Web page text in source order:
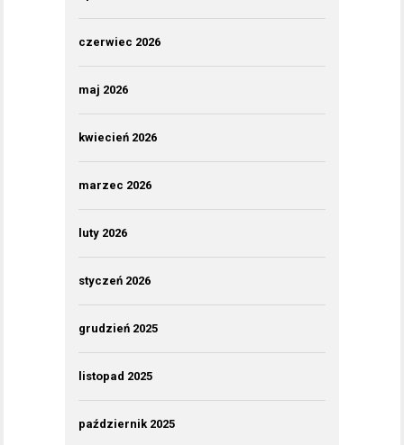
czerwiec 2026
maj 2026
kwiecień 2026
marzec 2026
luty 2026
styczeń 2026
grudzień 2025
listopad 2025
październik 2025